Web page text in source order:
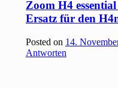
Zoom H4
Ersatz für den
Posted on 14.
Antworten